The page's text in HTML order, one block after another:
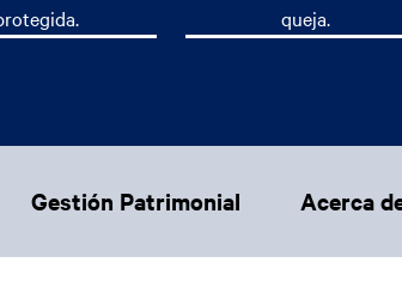
queja.
Gestión Patrimonial Acerca